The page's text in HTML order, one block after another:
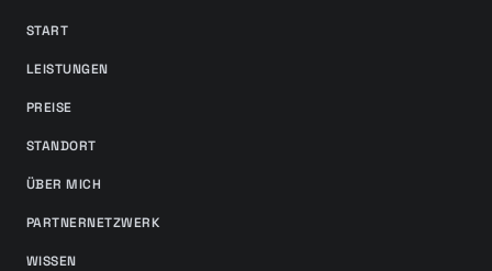
START
LEISTUNGEN
PREISE
STANDORT
ÜBER MICH
PARTNERNETZWERK
WISSEN